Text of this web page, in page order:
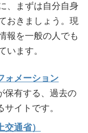
、まずは自分自身
おきましょう。現
報を一般の人でも
います。
ォメーション
保有する、過去の
イトです。
通省）